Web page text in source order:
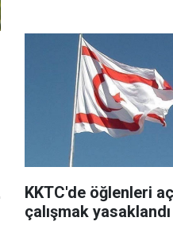
KKTC'de öğlenleri
çalışmak yasaklandı